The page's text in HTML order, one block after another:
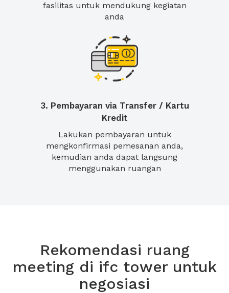
fasilitas untuk mendukung kegiatan
anda
3. Pembayaran via Transfer / Kartu
Kredit
Lakukan pembayaran untuk
mengkonfirmasi pemesanan anda,
kemudian anda dapat langsung
menggunakan ruangan
Rekomendasi ruang
meeting di ifc tower untuk
negosiasi